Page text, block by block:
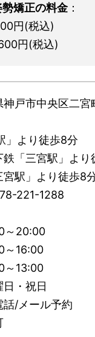
矯正の料金：
円(税込)
円(税込)
神戸市中央区二
」より徒歩8分
鉄「三宮駅」より
宮駅」より徒歩8
221-1288
～20:00
～16:00
～13:00
日・祝日
話/メール予約